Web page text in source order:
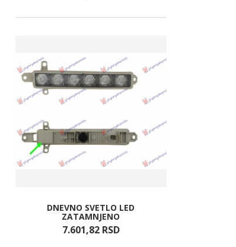
DNEVNO SVETLO LED
ZATAMNJENO
7.601,82 RSD